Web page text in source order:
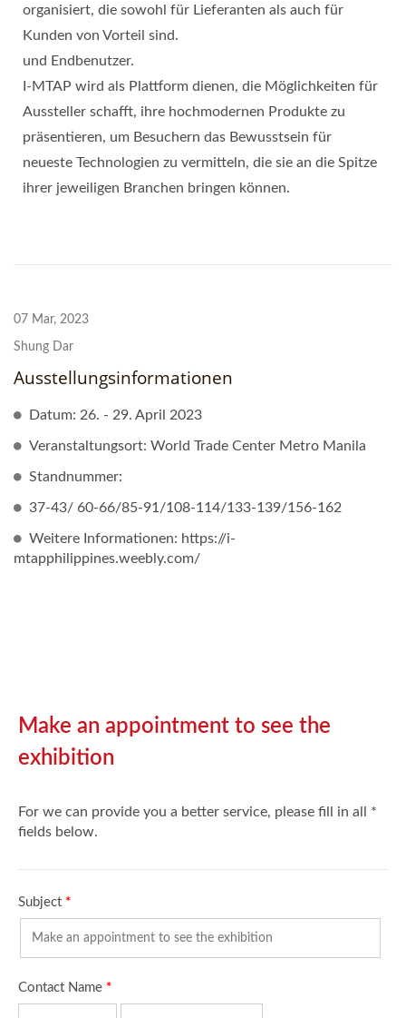
organisiert, die sowohl für Lieferanten als auch für
Kunden von Vorteil sind.
und Endbenutzer.
I-MTAP wird als Plattform dienen, die Möglichkeiten für
Aussteller schafft, ihre hochmodernen Produkte zu
präsentieren, um Besuchern das Bewusstsein für
neueste Technologien zu vermitteln, die sie an die Spitze
ihrer jeweiligen Branchen bringen können.
07 Mar, 2023
Shung Dar
Ausstellungsinformationen
Datum: 26. - 29. April 2023
Veranstaltungsort: World Trade Center Metro Manila
Standnummer:
37-43/ 60-66/85-91/108-114/133-139/156-162
Weitere Informationen: https://i-
mtapphilippines.weebly.com/